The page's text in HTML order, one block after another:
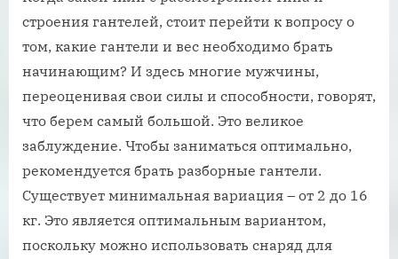
строения гантелей, стоит перейти к вопросу о
том, какие гантели и вес необходимо брать
начинающим? И здесь многие мужчины,
переоценивая свои силы и способности, говорят,
что берем самый большой. Это великое
заблуждение. Чтобы заниматься оптимально,
рекомендуется брать разборные гантели.
Существует минимальная вариация – от 2 до 16
кг. Это является оптимальным вариантом,
поскольку можно использовать снаряд для